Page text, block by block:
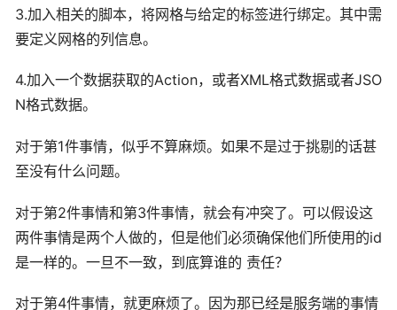
3.加入相关的脚本，将网格与给定的标签进行绑定。其中需
要定义网格的列信息。
4.加入一个数据获取的Action，或者XML格式数据或者JSO
N格式数据。
对于第1件事情，似乎不算麻烦。如果不是过于挑剔的话甚
至没有什么问题。
对于第2件事情和第3件事情，就会有冲突了。可以假设这
两件事情是两个人做的，但是他们必须确保他们所使用的id
是一样的。一旦不一致，到底算谁的 责任？
对于第4件事情，就更麻烦了。因为那已经是服务端的事情